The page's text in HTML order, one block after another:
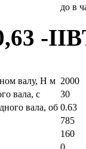
до в
-
валу, Н м 2000
вала, с
30
вала, об 0.63
785
160